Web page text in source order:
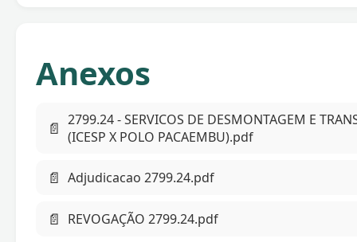
Anexos
📄 2799.24 - SERVICOS DE DESMONTAGEM E
(ICESP X POLO PACAEMBU).pdf
📄 Adjudicacao 2799.24.pdf
📄 REVOGAÇÃO 2799.24.pdf